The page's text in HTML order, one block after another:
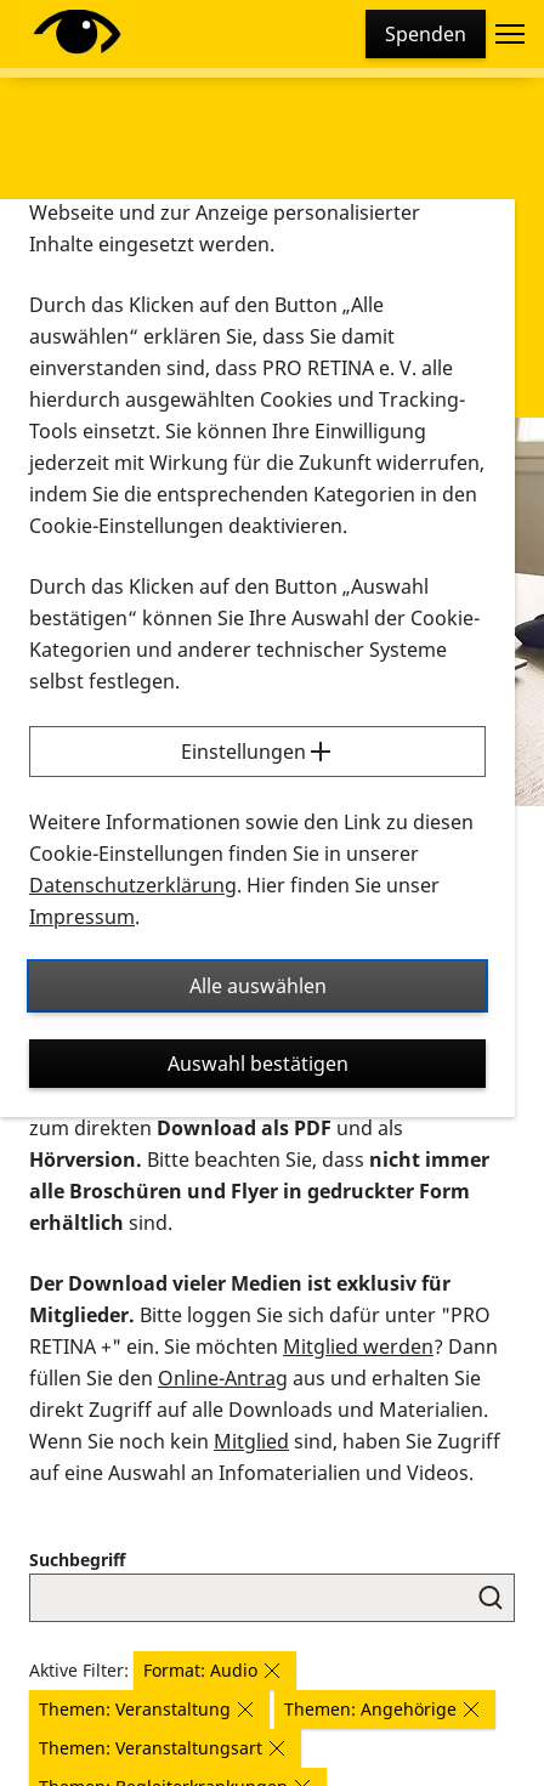
Spenden
Infomaterial
Infomaterial
Vorlesen
Alle Infomaterialien in verschiedenen
Formaten an einem Ort
Sie möchten wissen, wie Sie nach Infonmaterial
suchen und dieses bestellen bzw. herunterladen
können? Schauen Sie sich dieErklärvideos zum
Thema Infomaterial auf der PRO RETINA-Website
für blinde und sehbehinderte Menschen an.
Auf dieser Seite finden Sie sämtliches Infomaterial
Ort. Nutzen Sie den Formatfilter, um ausschließlich
nach Flyern und Broschüren, Audios oder Videos zu
suchen. Die meisten Flyer und Broschüren werden in
verschiedenen Formaten angeboten: zur
postalischen Bestellung als gedruckte Variante
zum direktenDownload als PDFund als
Hörversion. Bitte beachten Sie, dass nicht immer
alle Broschüren und Flyer in gedruckter Form
erhältlich sind.
Der Download vieler Medien ist exklusiv für
Mitglieder. Bitte loggen Sie sich dafür unter "PRO
RETINA +" ein. Sie möchten Mitglied werden? Dann
füllen Sie den Online-Antrag aus und erhalten Sie
direkt Zugriff auf alle Downloads und Materialien.
Wenn Sie noch kein Mitglied sind, haben Sie Zugriff
auf eine Auswahl an Infomaterialien und Videos.
Suchbegriff
Aktive Filter:
Format: Audio
Themen: Veranstaltung
Themen: Angehörige
Themen: Veranstaltungsart
Diese Webseite setzt verschiedene Cookies und
Tracking-Tools ein. Dies beinhaltet Cookies und
Webseite und zur Anzeige personalisierter
Inhalte eingesetzt werden.
Durch das Klicken auf den Button „Alle
auswählen“ erklären Sie, dass Sie damit
einverstanden sind, dass PRO RETINA e. V. alle
hierdurch ausgewählten Cookies und Tracking-
Tools einsetzt. Sie können Ihre Einwilligung
jederzeit mit Wirkung für die Zukunft widerrufen,
indem Sie die entsprechenden Kategorien in den
Cookie-Einstellungen deaktivieren.
Durch das Klicken auf den Button „Auswahl
bestätigen“ können Sie Ihre Auswahl der Cookie-
Kategorien und anderer technischer Systeme
selbst festlegen.
Einstellungen
Weitere Informationen sowie den Link zu diesen
Cookie-Einstellungen finden Sie in unserer
Datenschutzerklärung. Hier finden Sie unser
Impressum.
Alle auswählen
Auswahl bestätigen